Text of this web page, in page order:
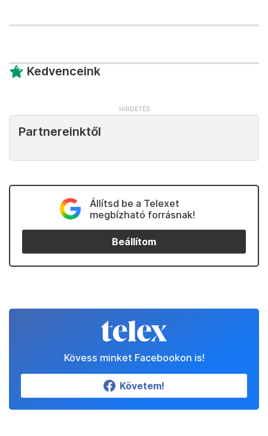
Kedvenceink
Partnereinktől
Állítsd be a Telexet
megbízható forrásnak!
Beállítom
Kövess minket Facebookon is!
Követem!